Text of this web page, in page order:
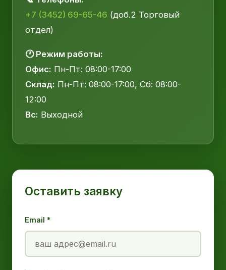
+7 (3452) 69-65-46 (доб.2 Торговый
отдел)
🕐 Режим работы:
Офис: Пн-Пт: 08:00-17:00
Склад: Пн-Пт: 08:00-17:00, Сб: 08:00-
12:00
Вс: Выходной
Оставить заявку
Email *